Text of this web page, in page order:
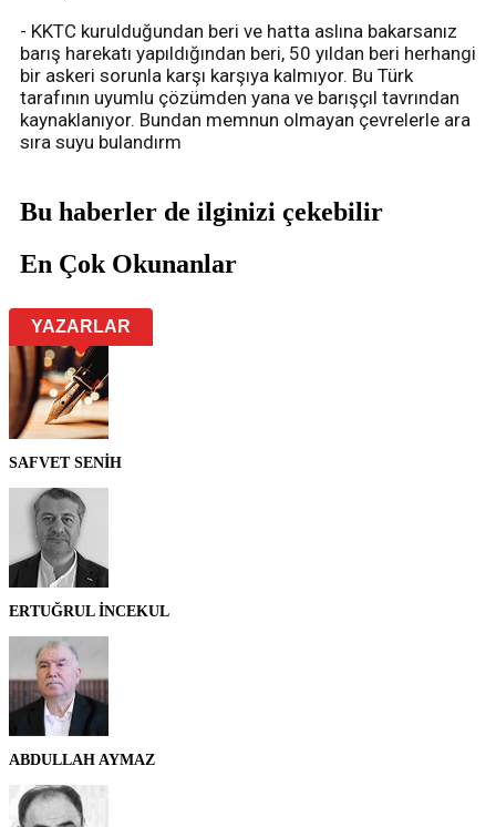
- KKTC kurulduğundan beri ve hatta aslına bakarsanız
barış harekatı yapıldığından beri, 50 yıldan beri herhangi
bir askeri sorunla karşı karşıya kalmıyor. Bu Türk
tarafının uyumlu çözümden yana ve barışçıl tavrından
kaynaklanıyor. Bundan memnun olmayan çevrelerle ara
sıra suyu bulandırm
Bu haberler de ilginizi çekebilir
En Çok Okunanlar
YAZARLAR
SAFVET SENİH
ERTUĞRUL İNCEKUL
ABDULLAH AYMAZ